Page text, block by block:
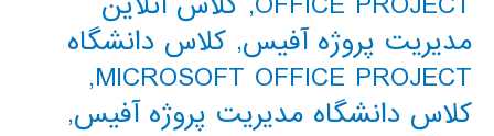
مدیریت پروژه آفیس, کلاس دانشگاه
MICROSOFT OFFICE PROJECT
,
کلاس دانشگاه مدیریت پروژه آفیس,